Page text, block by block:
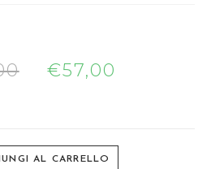
€57,00
AL CARRELLO